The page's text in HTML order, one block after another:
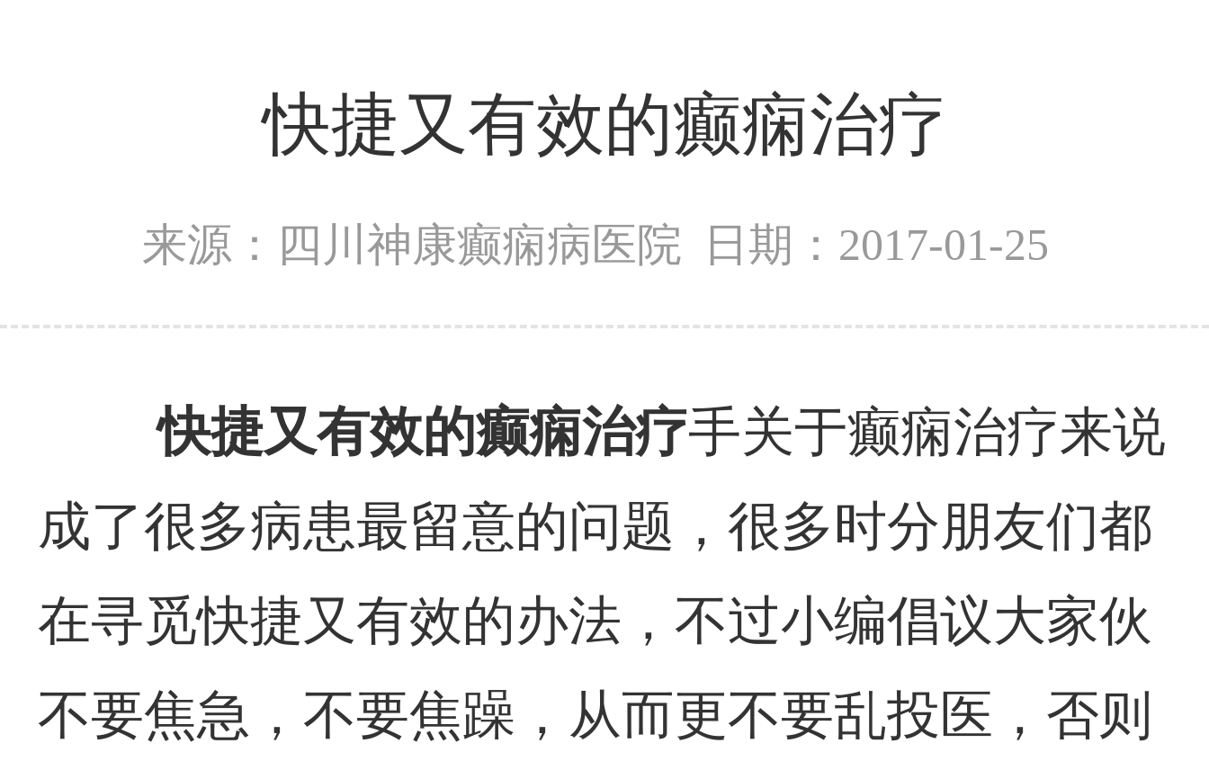
快捷又有效的癫痫治疗
来源：四川神康癫痫病医院 日期：2017-01-25
快捷又有效的癫痫治疗手关于癫痫治疗来说
成了很多病患最留意的问题，很多时分朋友们都
在寻觅快捷又有效的办法，不过小编倡议大家伙
不要焦急，不要焦躁，从而更不要乱投医，否则